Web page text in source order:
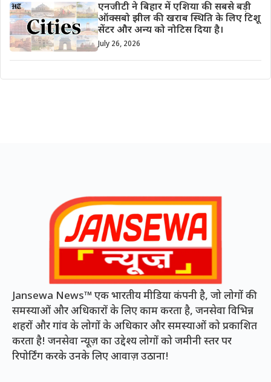
एनजीटी ने बिहार में एशिया की सबसे बड़ी
ऑक्सबो झील की खराब स्थिति के लिए टिशू
सेंटर और अन्य को नोटिस दिया है।
July 26, 2026
Jansewa News™ एक भारतीय मीडिया कंपनी है, जो लोगों की
समस्याओं और अधिकारों के लिए काम करता है, जनसेवा विभिन्न
शहरों और गांव के लोगों के अधिकार और समस्याओं को प्रकाशित
करता है! जनसेवा न्यूज़ का उद्देश्य लोगों को जमीनी स्तर पर
रिपोर्टिंग करके उनके लिए आवाज़ उठाना!